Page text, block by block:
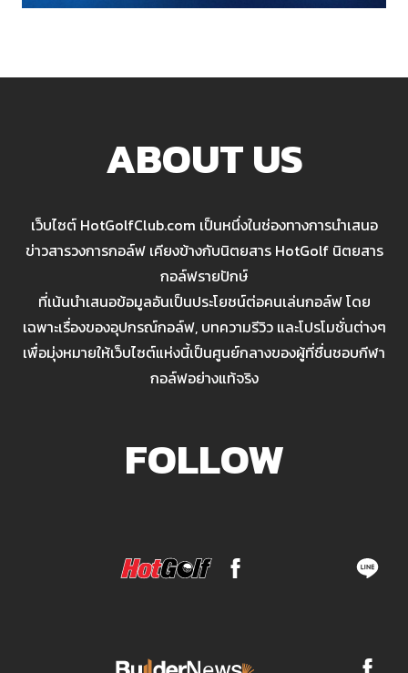
ABOUT US
เว็บไซต์ HotGolfClub.com เป็นหนึ่งในช่องทางการนำเสนอ
ข่าวสารวงการกอล์ฟ เคียงข้างกับนิตยสาร HotGolf นิตยสาร
กอล์ฟรายปักษ์
ที่เน้นนำเสนอข้อมูลอันเป็นประโยชน์ต่อคนเล่นกอล์ฟ โดย
เฉพาะเรื่องของอุปกรณ์กอล์ฟ, บทความรีวิว และโปรโมชั่นต่างๆ
เพื่อมุ่งหมายให้เว็บไซต์แห่งนี้เป็นศูนย์กลางของผู้ที่ชื่นชอบกีฬา
กอล์ฟอย่างแท้จริง
FOLLOW